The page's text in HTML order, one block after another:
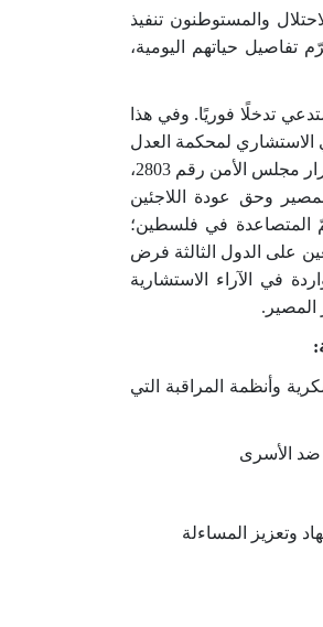
والمستوطنون تنفيذ
حياتهم اليومية،
تدخلًا فوريًا. وفي هذا
الاستشاري لمحكمة العدل
الدولية الصادر في تموز 2024، ندعو الدول الثالثة إلى اتخاذ إجراءات فورية وفعّالة وذات أثر ملموس. ويشمل ذلك رفض تنفيذ قرار مجلس الأمن رقم 2803،
وحق عودة اللاجئين
المتصاعدة في فلسطين؛
على الدول الثالثة فرض
في الآراء الاستشارية
.
:
وأنظمة المراقبة التي
ضد الأسرى
وتعزيز المساءلة